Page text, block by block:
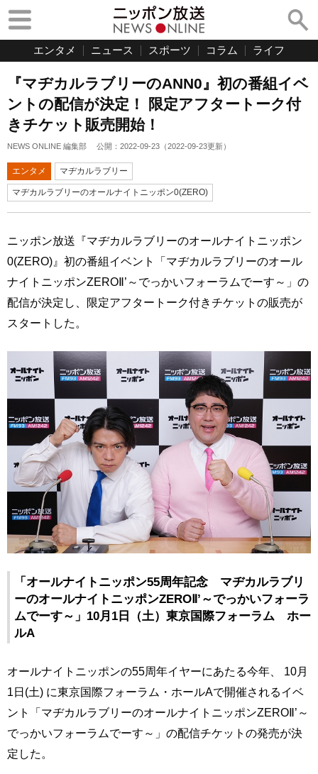
エンタメ ニュース スポーツ コラム ライフ
『マヂカルラブリーのANN0』初の番組イベ
ントの配信が決定！ 限定アフタートーク付
きチケット販売開始！
NEWS ONLINE 編集部 公開： 2022-09-23 （2022-09-23更新）
エンタメ マヂカルラブリー
マヂカルラブリーのオールナイトニッポン0(ZERO)
ニッポン放送『マヂカルラブリーのオールナイトニッポン
0(ZERO)』初の番組イベント「マヂカルラブリーのオール
ナイトニッポンZEROⅡ’～でっかいフォーラムでーす～」の
配信が決定し、限定アフタートーク付きチケットの販売が
スタートした。
「オールナイトニッポン55周年記念 マヂカルラブリ
ーのオールナイトニッポンZEROⅡ’～でっかいフォーラ
ムでーす～」10月1日（土）東京国際フォーラム ホー
ルA
オールナイトニッポンの55周年イヤーにあたる今年、 10月
1日(土) に東京国際フォーラム・ホールAで開催されるイベ
ント「マヂカルラブリーのオールナイトニッポンZEROⅡ’～
でっかいフォーラムでーす～」の配信チケットの発売が決
定した。